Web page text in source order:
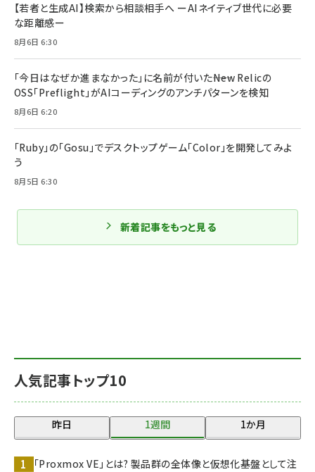
人気記事トップ10
昨日 1週間 1か月
「Proxmox VE」とは? 製品群の全体像と仮想化基盤として注
【若者と生成AI】検索から相談相手へ ーAIネイティブ世代に必要
な距離感ー
8月6日 6:30
「今日はなぜか進まなかった」に名前が付いた――New Relicの
OSS「Preflight」がAIコーディングのアンチパターンを検知
8月6日 6:20
「Ruby」の「Gosu」でデスクトップゲーム「Color」を開発してみよ
う
8月5日 6:30
新着記事をもっと見る